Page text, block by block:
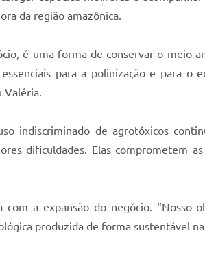
da região amazônica.
é uma forma de conservar o meio
para a polinização e para o
indiscriminado de agrotóxicos
dificuldades. Elas comprometem
a expansão do negócio. “Nosso
produzida de forma sustentável